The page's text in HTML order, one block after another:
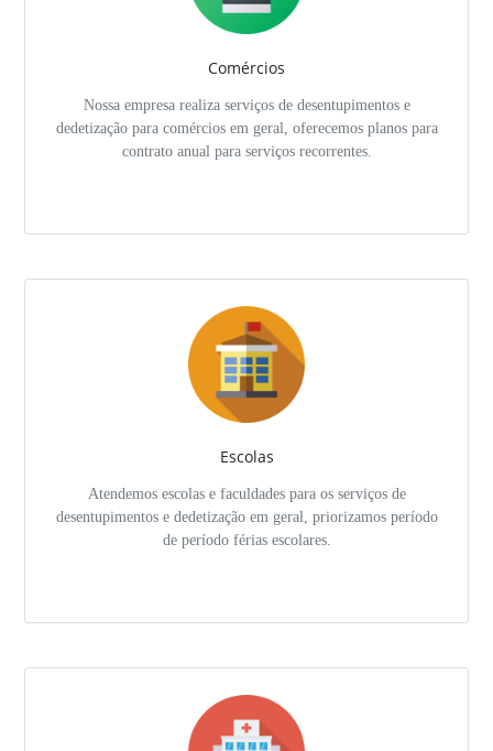
Comércios
Nossa empresa realiza serviços de desentupimentos e
dedetização para comércios em geral, oferecemos planos para
contrato anual para serviços recorrentes.
Escolas
Atendemos escolas e faculdades para os serviços de
desentupimentos e dedetização em geral, priorizamos período
de período férias escolares.